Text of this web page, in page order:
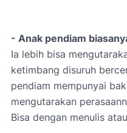
- Anak pendiam
Ia lebih bisa
ketimbang disuruh
pendiam mempunyai
mengutarakan
Bisa dengan menulis